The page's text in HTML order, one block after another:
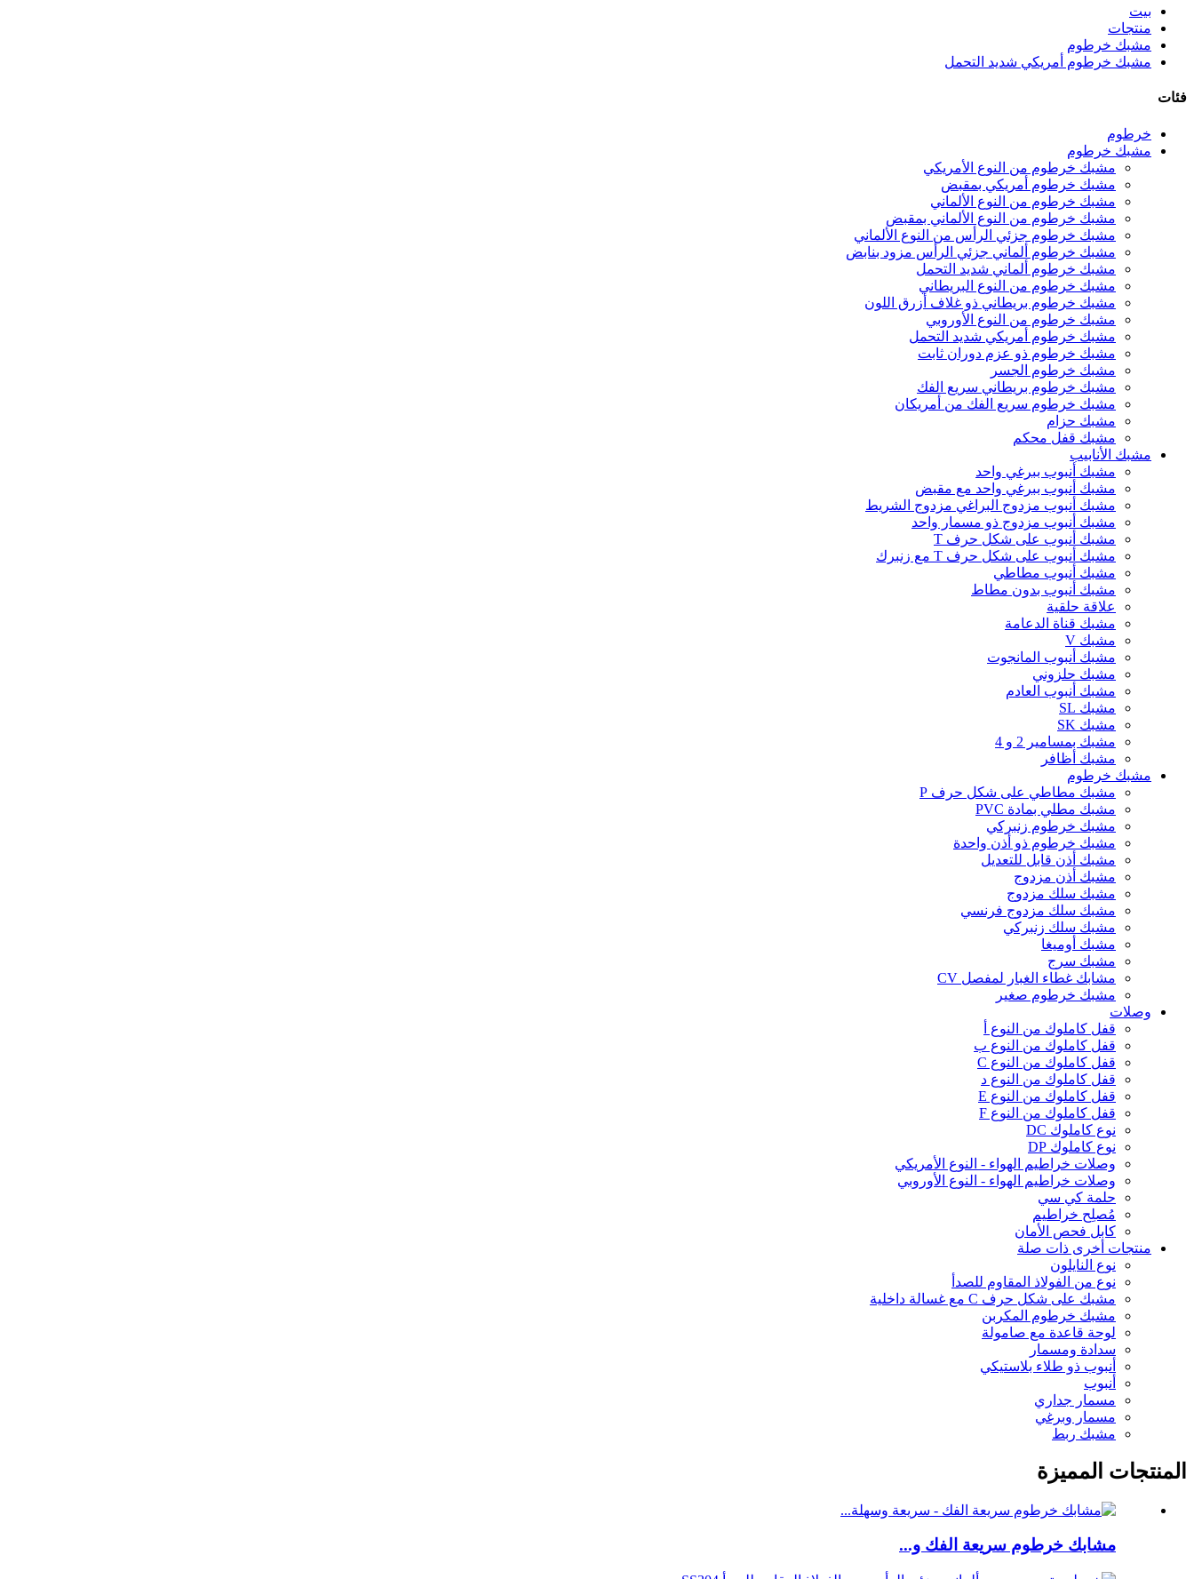
بيت
منتجات
مشبك خرطوم
مشبك خرطوم أمريكي شديد التحمل
فئات
خرطوم
مشبك خرطوم
مشبك خرطوم من النوع الأمريكي
مشبك خرطوم أمريكي بمقبض
مشبك خرطوم من النوع الألماني
مشبك خرطوم من النوع الألماني بمقبض
مشبك خرطوم جزئي الرأس من النوع الألماني
مشبك خرطوم ألماني جزئي الرأس مزود بنابض
مشبك خرطوم ألماني شديد التحمل
مشبك خرطوم من النوع البريطاني
مشبك خرطوم بريطاني ذو غلاف أزرق اللون
مشبك خرطوم من النوع الأوروبي
مشبك خرطوم أمريكي شديد التحمل
مشبك خرطوم ذو عزم دوران ثابت
مشبك خرطوم الجسر
مشبك خرطوم بريطاني سريع الفك
مشبك خرطوم سريع الفك من أمريكان
مشبك حزام
مشبك قفل محكم
مشبك الأنابيب
مشبك أنبوب ببرغي واحد
مشبك أنبوب ببرغي واحد مع مقبض
مشبك أنبوب مزدوج البراغي مزدوج الشريط
مشبك أنبوب مزدوج ذو مسمار واحد
مشبك أنبوب على شكل حرف T
مشبك أنبوب على شكل حرف T مع زنبرك
مشبك أنبوب مطاطي
مشبك أنبوب بدون مطاط
علاقة حلقية
مشبك قناة الدعامة
مشبك V
مشبك أنبوب المانجوت
مشبك حلزوني
مشبك أنبوب العادم
مشبك SL
مشبك SK
مشبك بمسامير 2 و 4
مشبك أظافر
مشبك خرطوم
مشبك مطاطي على شكل حرف P
مشبك مطلي بمادة PVC
مشبك خرطوم زنبركي
مشبك خرطوم ذو أذن واحدة
مشبك أذن قابل للتعديل
مشبك أذن مزدوج
مشبك سلك مزدوج
مشبك سلك مزدوج فرنسي
مشبك سلك زنبركي
مشبك أوميغا
مشبك سرج
مشابك غطاء الغبار لمفصل CV
مشبك خرطوم صغير
وصلات
قفل كاملوك من النوع أ
قفل كاملوك من النوع ب
قفل كاملوك من النوع C
قفل كاملوك من النوع د
قفل كاملوك من النوع E
قفل كاملوك من النوع F
نوع كاملوك DC
نوع كاملوك DP
وصلات خراطيم الهواء - النوع الأمريكي
وصلات خراطيم الهواء - النوع الأوروبي
حلمة كي سي
مُصلِح خراطيم
كابل فحص الأمان
منتجات أخرى ذات صلة
نوع النايلون
نوع من الفولاذ المقاوم للصدأ
مشبك على شكل حرف C مع غسالة داخلية
مشبك خرطوم المكربن
لوحة قاعدة مع صامولة
سدادة ومسمار
أنبوب ذو طلاء بلاستيكي
أنبوب
مسمار جداري
مسمار وبرغي
مشبك ربط
المنتجات المميزة
مشابك خرطوم سريعة الفك و...